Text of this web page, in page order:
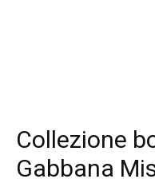
Collezione
Gabbana